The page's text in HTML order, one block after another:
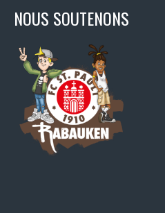
NOUS SOUTENONS